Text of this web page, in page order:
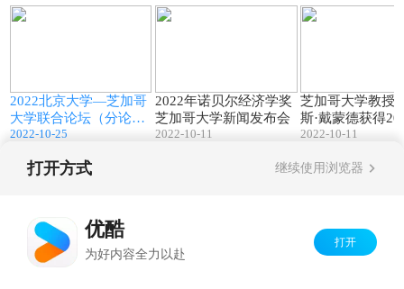
2022北京大学—芝加哥
大学联合论坛（分论坛
2）
2022-10-25
2022年诺贝尔经济学奖
芝加哥大学新闻发布会
2022-10-11
芝加哥大学教授
斯·戴蒙德获得
贝尔经济学奖
2022-10-11
打开方式 继续使用浏览器
优酷
为好内容全力以赴
打开